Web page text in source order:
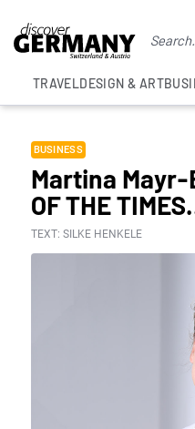
TRAVELDESIGN & ART
BUSINESS
Martina Mayr-
OF THE
TEXT: SILKE HENKELE